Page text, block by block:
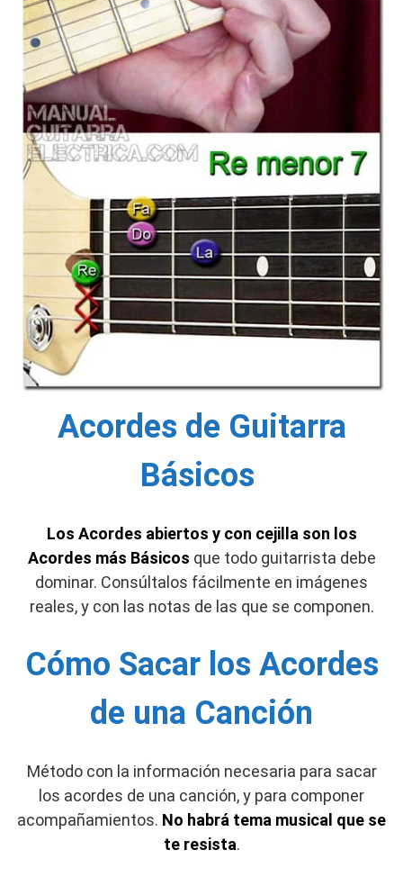
Acordes de Guitarra
Básicos
Los Acordes abiertos y con cejilla son los
Acordes más Básicos que todo guitarrista debe
dominar. Consúltalos fácilmente en imágenes
reales, y con las notas de las que se componen.
Cómo Sacar los Acordes
de una Canción
Método con la información necesaria para sacar
los acordes de una canción, y para componer
acompañamientos. No habrá tema musical que se
te resista.